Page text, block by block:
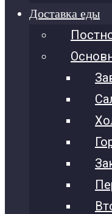
Доставка еды